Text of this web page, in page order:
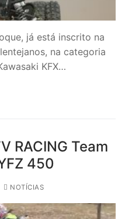
já está inscrito na
na categoria
KFX…
RACING Team
450
NOTÍCIAS